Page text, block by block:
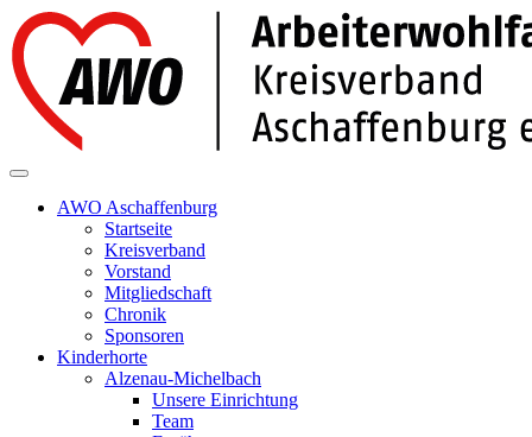
AWO Aschaffenburg
Startseite
Kreisverband
Vorstand
Mitgliedschaft
Chronik
Sponsoren
Kinderhorte
Alzenau-Michelbach
Unsere Einrichtung
Team